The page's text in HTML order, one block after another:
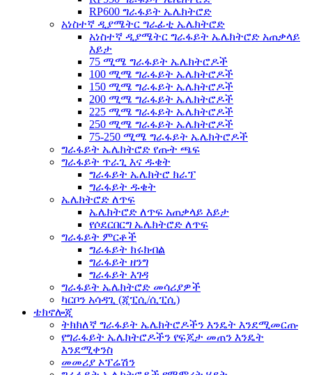
RP600 ግራፋይት ኤሌክትሮድ
አነስተኛ ዲያሜትር ግራፊቲ ኤሌክትሮድ
አነስተኛ ዲያሜትር ግራፋይት ኤሌክትሮድ አጠቃላይ
እይታ
75 ሚሜ ግራፋይት ኤሌክትሮዶች
100 ሚሜ ግራፋይት ኤሌክትሮዶች
150 ሚሜ ግራፋይት ኤሌክትሮዶች
200 ሚሜ ግራፋይት ኤሌክትሮዶች
225 ሚሜ ግራፋይት ኤሌክትሮዶች
250 ሚሜ ግራፋይት ኤሌክትሮዶች
75-250 ሚሜ ግራፋይት ኤሌክትሮዶች
ግራፋይት ኤሌክትሮድ የጡት ጫፍ
ግራፋይት ጥራጊ እና ዱቄት
ግራፋይት ኤሌክትሮ ክራፕ
ግራፋይት ዱቄት
ኤሌክትሮድ ለጥፍ
ኤሌክትሮድ ለጥፍ አጠቃላይ እይታ
የሶደርበርግ ኤሌክትሮድ ለጥፍ
ግራፋይት ምርቶች
ግራፋይት ክሩክብል
ግራፋይት ዘንግ
ግራፋይት እገዳ
ግራፋይት ኤሌክትሮድ መሳሪያዎች
ካርቦን አሳዳጊ (ጂፒሲ/ሲፒሲ)
ቴክኖሎጂ
ትክክለኛ ግራፋይት ኤሌክትሮዶችን እንዴት እንደሚመርጡ
የግራፋይት ኤሌክትሮዶችን የፍጆታ መጠን እንዴት
እንደሚቀንስ
መመሪያ ኦፕሬሽን